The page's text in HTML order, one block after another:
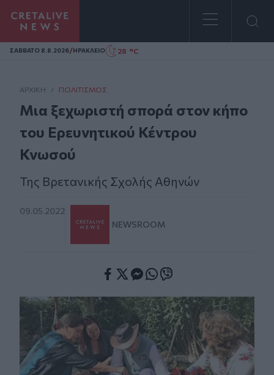
Homepage
ΣAΒΒΑΤΟ 8.8.2026/ΗΡΑΚΛΕΙΟ 28 °C
ΑΡΧΙΚΗ / ΠΟΛΙΤΙΣΜΌΣ
Μια ξεχωριστή σπορά στον κήπο
του Ερευνητικού Κέντρου
Κνωσού
Της Βρετανικής Σχολής Αθηνών
09.05.2022
NEWSROOM